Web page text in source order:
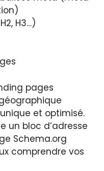
H3…)
pages
et optimisé.
un bloc d’adresse
Schema.org
comprendre vos